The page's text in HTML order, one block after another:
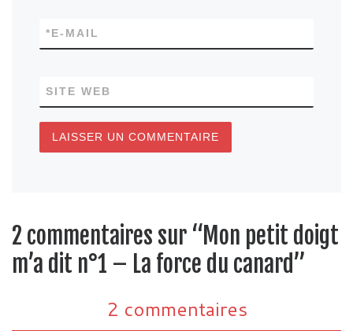
E-MAIL
*
SITE WEB
2 commentaires sur “Mon petit doigt
m’a dit n°1 – La force du canard”
2 commentaires